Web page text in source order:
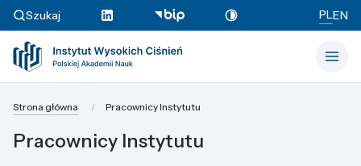
Szukaj PLEN
Strona główna Pracownicy Instytutu
Pracownicy Instytutu